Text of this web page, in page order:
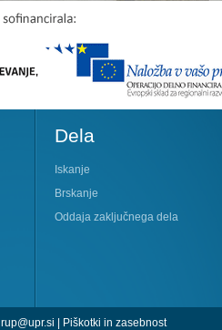
Dela
Iskanje
Brskanje
Oddaja zaključnega dela
rup@upr.si | Piškotki in zasebnost